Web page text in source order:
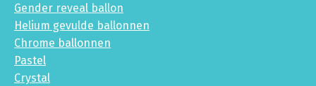
Gender reveal ballon
Helium gevulde ballonnen
Chrome ballonnen
Pastel
Crystal